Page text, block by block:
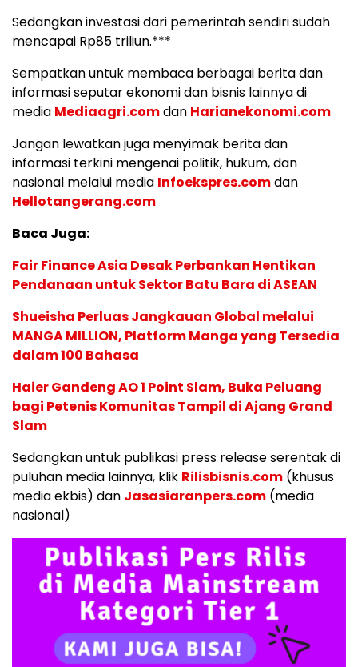
Sedangkan investasi dari pemerintah sendiri sudah
mencapai Rp85 triliun.***
Sempatkan untuk membaca berbagai berita dan
informasi seputar ekonomi dan bisnis lainnya di
media Mediaagri.comdan Harianekonomi.com
Jangan lewatkan juga menyimak berita dan
informasi terkini mengenai politik, hukum, dan
nasional melalui media Infoekspres.comdan
Hellotangerang.com
Baca Juga:
Fair Finance Asia Desak Perbankan Hentikan
Pendanaan untuk Sektor Batu Bara di ASEAN
Shueisha Perluas Jangkauan Global melalui
MANGA MILLION, Platform Manga yang Tersedia
dalam 100 Bahasa
Haier Gandeng AO 1 Point Slam, Buka Peluang
bagi Petenis Komunitas Tampil di Ajang Grand
Slam
Sedangkan untuk publikasi press release serentak di
puluhan media lainnya, klik Rilisbisnis.com (khusus
media ekbis) dan Jasasiaranpers.com (media
nasional)